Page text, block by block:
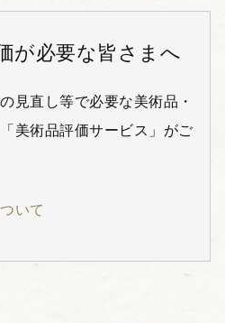
が必要な皆さまへ
見直し等で必要な美術品・
美術品評価サービス」がご
いて